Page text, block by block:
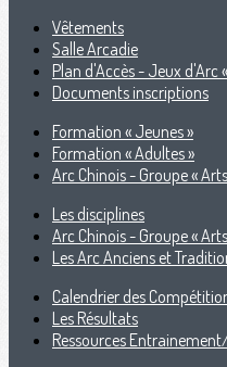
Vêtements
Salle Arcadie
Plan d'Accès - Jeux d'Arc
Documents inscriptions
Formation « Jeunes »
Formation « Adultes »
Arc Chinois - Groupe «
Les disciplines
Arc Chinois - Groupe «
Les Arc Anciens et
Calendrier des
Les Résultats
Ressources